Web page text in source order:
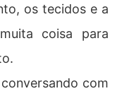
os tecidos e a
coisa para
com